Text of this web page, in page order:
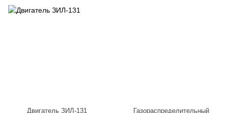
Двигатель ЗИЛ-131
Газораспределительный